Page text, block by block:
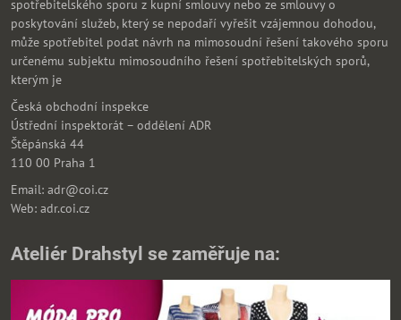
spotřebitelského sporu z kupní smlouvy nebo ze smlouvy o
poskytování služeb, který se nepodaří vyřešit vzájemnou dohodou,
může spotřebitel podat návrh na mimosoudní řešení takového sporu
určenému subjektu mimosoudního řešení spotřebitelských sporů,
kterým je
Česká obchodní inspekce
Ústřední inspektorát – oddělení ADR
Štěpánská 44
110 00 Praha 1
Email: adr@coi.cz
Web: adr.coi.cz
Ateliér Drahstyl se zaměřuje na: